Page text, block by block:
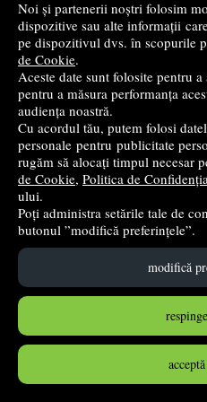
Noi și partenerii noștri folosim
dispozitive sau alte informații
pe dispozitivul dvs. în scopurile
de Cookie.
Aceste date sunt folosite pentru
pentru a măsura performanța
audiența noastră.
Cu acordul tău, putem folosi
personale pentru publicitate
rugăm să alocați timpul necesar
de Cookie, Politica de
ului.
Poți administra setările tale de
butonul ”modifică preferințele”.
modifică
Locutiunile limbii romane -
Raluca Braescu,
Univers
20,80